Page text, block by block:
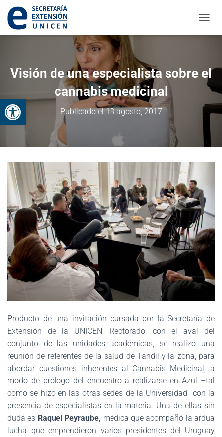
Abrir barra de herramientas
Visión de una especialista sobre el
cannabis medicinal
Publicado el18 agosto, 2017
Producto de una invitación cursada por la Secretaría de
Extensión de la UNICEN, Rectorado, con el aval del
conjunto de las unidades académicas, se realizó una
reunión de referentes de la salud de Tandil y la zona, para
abordar cuestiones inherentes al Cannabis Medicinal, a
modo de prólogo del encuentro a realizarse en Azul –tal
como se hizo en las otras sedes de la Universidad- con la
presencia de especialistas en la materia. Una de ellas sin
duda es Raquel Peyraube, médica que acompañó la ardua
lucha que emprendieron varios presidentes del Uruguay